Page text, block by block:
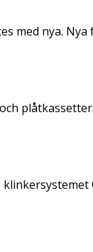
med nya.